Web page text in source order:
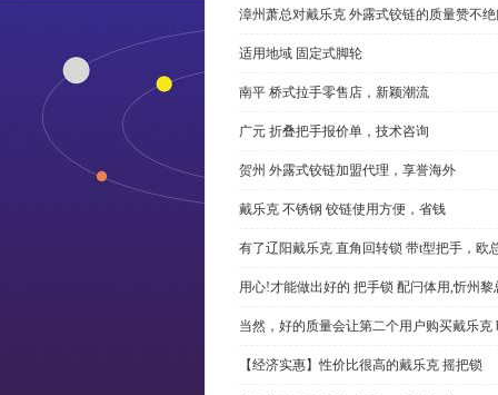
漳州萧总对戴乐克 外露式铰链的质量赞不
适用地域 固定式脚轮
南平 桥式拉手零售店，新颖潮流
广元 折叠把手报价单，技术咨询
贺州 外露式铰链加盟代理，享誉海外
戴乐克 不锈钢 铰链使用方便，省钱
有了辽阳戴乐克 直角回转锁 带t型把手，欧
用心!才能做出好的 把手锁 配闩体用,忻州黎
当然，好的质量会让第二个用户购买戴乐克
【经济实惠】性价比很高的戴乐克 摇把锁